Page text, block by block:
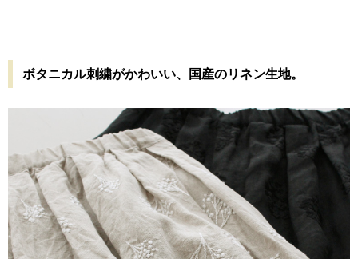
ボタニカル刺繍がかわいい、国産のリネン生地。